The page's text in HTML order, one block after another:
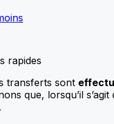
rapides
transferts sont
que, lorsqu’il